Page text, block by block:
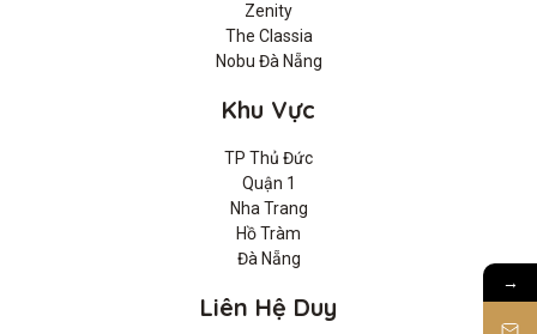
Zenity
The Classia
Nobu Đà Nẵng
Khu Vực
TP Thủ Đức
Quận 1
Nha Trang
Hồ Tràm
Đà Nẵng
Liên Hệ Duy
→